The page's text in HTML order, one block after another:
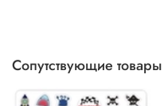
Сопутствующие товары